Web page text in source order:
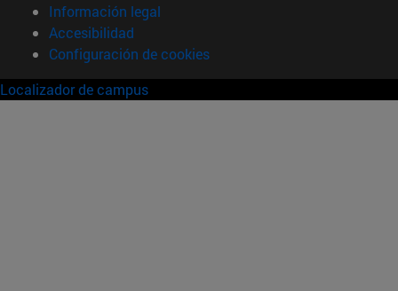
Información legal
Accesibilidad
Configuración de cookies
Localizador de campus